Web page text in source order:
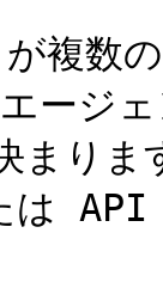
複数
ージ
まり
API